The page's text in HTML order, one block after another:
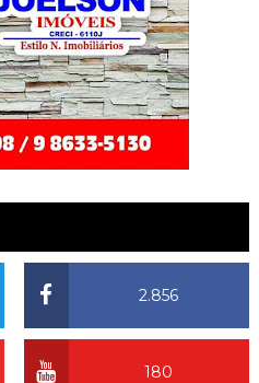
2.856
180